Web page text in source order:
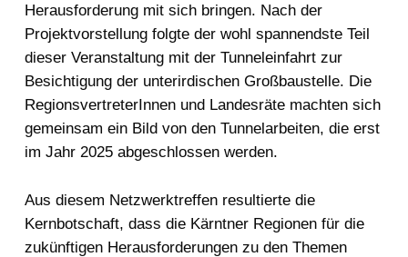
Herausforderung mit sich bringen. Nach der
Projektvorstellung folgte der wohl spannendste Teil
dieser Veranstaltung mit der Tunneleinfahrt zur
Besichtigung der unterirdischen Großbaustelle. Die
RegionsvertreterInnen und Landesräte machten sich
gemeinsam ein Bild von den Tunnelarbeiten, die erst
im Jahr 2025 abgeschlossen werden.
Aus diesem Netzwerktreffen resultierte die
Kernbotschaft, dass die Kärntner Regionen für die
zukünftigen Herausforderungen zu den Themen